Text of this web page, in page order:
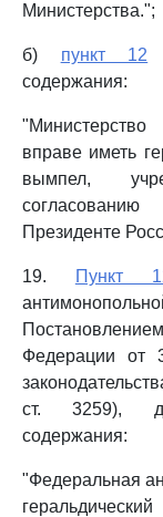
Министерства.";
б) пункт 12
содержания:
вправе иметь
вымпел,
Президенте
19. Пункт
Федерации от
ст. 3259),
содержания:
"Федеральная